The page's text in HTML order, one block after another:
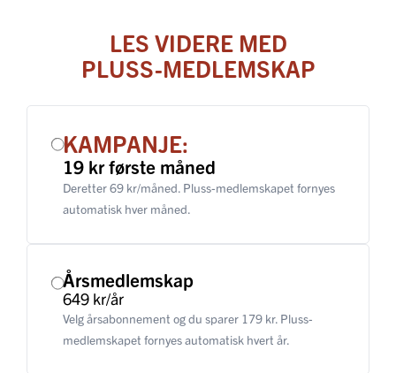
LES VIDERE MED
PLUSS-MEDLEMSKAP
KAMPANJE:
19 kr første måned
Deretter 69 kr/måned. Pluss-medlemskapet fornyes
automatisk hver måned.
Årsmedlemskap
649 kr/år
Velg årsabonnement og du sparer 179 kr. Pluss-
medlemskapet fornyes automatisk hvert år.